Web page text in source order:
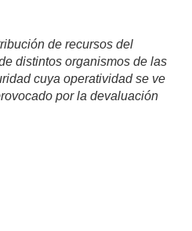
de recursos del
distintos organismos de las
cuya operatividad se ve
por la devaluación